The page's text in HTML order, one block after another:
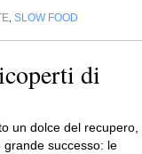
SLOW FOOD
di
un dolce del recupero,
grande successo: le